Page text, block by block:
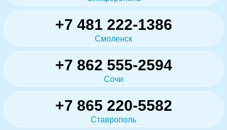
+7 481 222-1386
Смоленск
+7 862 555-2594
Сочи
+7 865 220-5582
Ставрополь